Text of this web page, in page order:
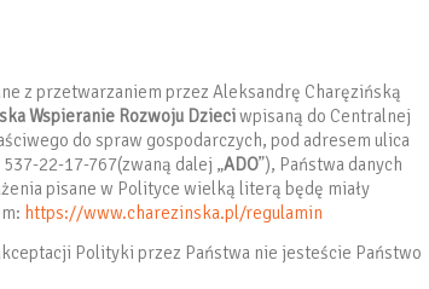
z przetwarzaniem przez Aleksandrę Charęzińską
Wspieranie Rozwoju Dzieciwpisaną do Centralnej
do spraw gospodarczych, pod adresem ulica
22-17-767(zwaną dalej „ADO”), Państwa danych
pisane w Polityce wielką literą będę miały
https://www.charezinska.pl/regulamin
Polityki przez Państwa nie jesteście Państwo